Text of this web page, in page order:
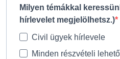
Milyen témákkal
hírlevelet megjelölhetsz.)
Civil ügyek hírlevele
Minden részvételi